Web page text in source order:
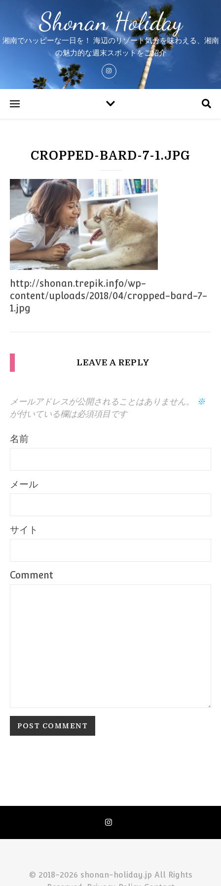
Shonan Holiday
湘南でハッピーな一日を！ 海辺のリゾート気分を味わえる、湘南
の魅力的な週末スポットをご紹介
CROPPED-BARD-7-1.JPG
http://shonan.trepik.info/wp-
content/uploads/2018/04/cropped-bard-7-
1.jpg
LEAVE A REPLY
メールアドレスが公開されることはありません。
※
が付いている欄は必須項目です
名前
メール
サイト
Comment
© 2018-2026 shonan-holiday.jp All Rights